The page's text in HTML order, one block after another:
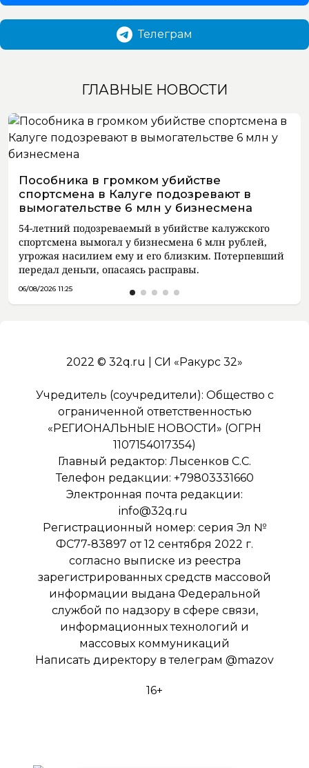
Телеграм
ГЛАВНЫЕ НОВОСТИ
Пособника в громком убийстве
спортсмена в Калуге подозревают в
вымогательстве 6 млн у бизнесмена
54-летний подозреваемый в убийстве калужского
спортсмена вымогал у бизнесмена 6 млн рублей,
угрожая насилием ему и его близким. Потерпевший
передал деньги, опасаясь расправы.
06/08/2026 11:25
2022 © 32q.ru | СИ «Ракурс 32»
Учредитель (соучредители): Общество с
ограниченной ответственностью
«РЕГИОНАЛЬНЫЕ НОВОСТИ» (ОГРН
1107154017354)
Главный редактор: Лысенков С.С.
Телефон редакции: +79803331660
Электронная почта редакции:
info@32q.ru
Регистрационный номер: серия Эл №
ФС77-83897 от 12 сентября 2022 г.
согласно выписке из реестра
зарегистрированных средств массовой
информации выдана Федеральной
службой по надзору в сфере связи,
информационных технологий и
массовых коммуникаций
Написать директору в телеграм @mazov
16+